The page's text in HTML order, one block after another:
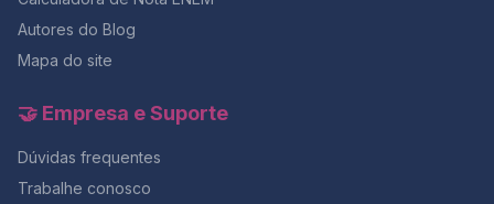
tempo realista, alternando redação e questões, é
possível evitar o desespero dos minutos finais e
garantir um desempenho constante em toda a prova.
na sala com foco e sai com resultado.E se você quer
testar esse controle de tempo com correção
profissional, o momento é agora — com 50% OFF na
Autores do Blog
Mapa do site
🤝 Empresa e Suporte
Dúvidas frequentes
Trabalhe conosco